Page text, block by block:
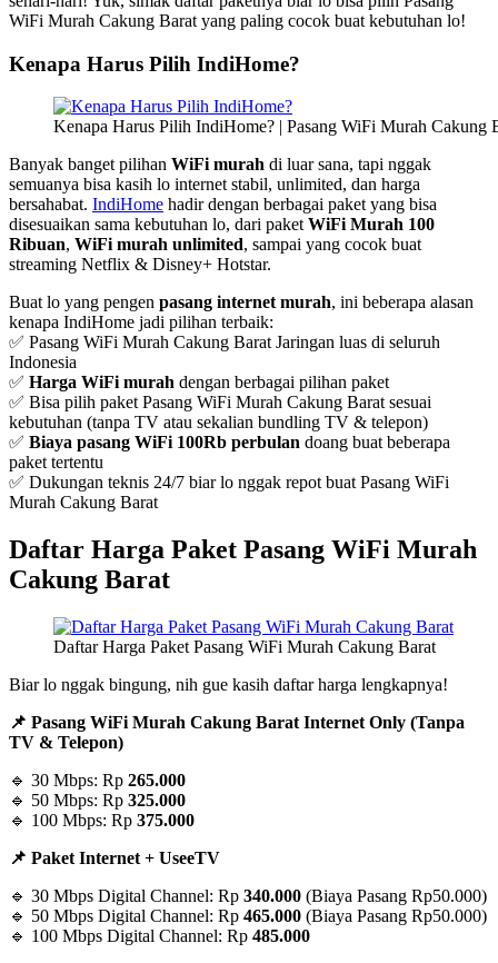
WiFi Murah Cakung Barat yang paling cocok buat kebutuhan lo!
Kenapa Harus Pilih IndiHome?
Kenapa Harus Pilih IndiHome? | Pasang WiFi Murah Cakung
Banyak banget pilihan WiFi murah di luar sana, tapi nggak
semuanya bisa kasih lo internet stabil, unlimited, dan harga
bersahabat. IndiHome hadir dengan berbagai paket yang bisa
disesuaikan sama kebutuhan lo, dari paket WiFi Murah 100
Ribuan, WiFi murah unlimited, sampai yang cocok buat
streaming Netflix & Disney+ Hotstar.
Buat lo yang pengen pasang internet murah, ini beberapa alasan
kenapa IndiHome jadi pilihan terbaik:
✅ Pasang WiFi Murah Cakung Barat Jaringan luas di seluruh
Indonesia
✅ Harga WiFi murah dengan berbagai pilihan paket
✅ Bisa pilih paket Pasang WiFi Murah Cakung Barat sesuai
kebutuhan (tanpa TV atau sekalian bundling TV & telepon)
✅ Biaya pasang WiFi 100Rb perbulan doang buat beberapa
paket tertentu
✅ Dukungan teknis 24/7 biar lo nggak repot buat Pasang WiFi
Murah Cakung Barat
Daftar Harga Paket Pasang WiFi Murah
Cakung Barat
Daftar Harga Paket Pasang WiFi Murah Cakung Barat
Biar lo nggak bingung, nih gue kasih daftar harga lengkapnya!
📌 Pasang WiFi Murah Cakung Barat Internet Only (Tanpa
TV & Telepon)
🔹 30 Mbps: Rp 265.000
🔹 50 Mbps: Rp 325.000
🔹 100 Mbps: Rp 375.000
📌 Paket Internet + UseeTV
🔹 30 Mbps Digital Channel: Rp 340.000 (Biaya Pasang Rp50.000)
🔹 50 Mbps Digital Channel: Rp 465.000 (Biaya Pasang Rp50.000)
🔹 100 Mbps Digital Channel: Rp 485.000